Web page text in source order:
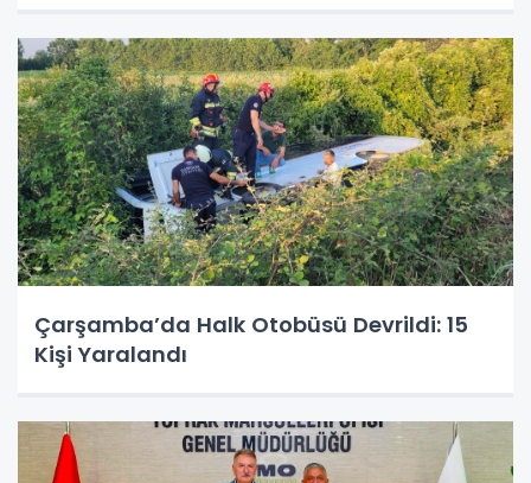
Çarşamba’da Halk Otobüsü Devrildi: 15
Kişi Yaralandı